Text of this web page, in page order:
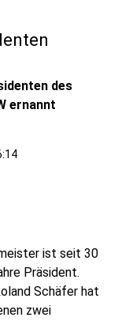
des
ernannt
ist seit 30
Präsident.
Schäfer hat
zwei